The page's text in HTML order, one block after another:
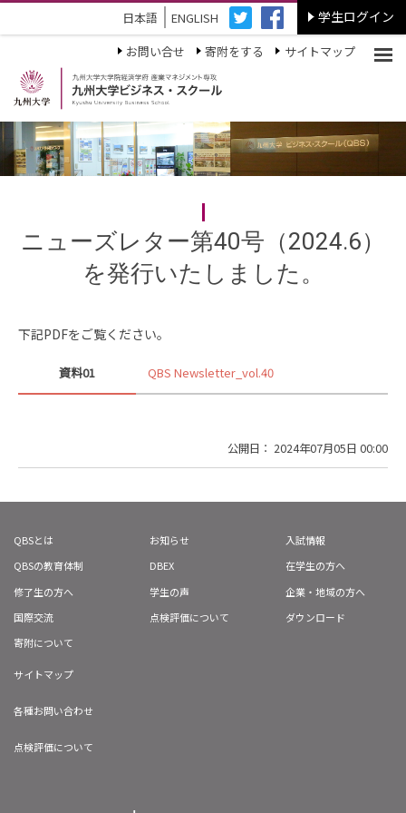
日本語 ENGLISH 学生ログイン
お問い合せ 寄附をする サイトマップ
ニューズレター第40号（2024.6）
を発行いたしました。
下記PDFをご覧ください。
資料01 QBS Newsletter_vol.40
公開日： 2024年07月05日 00:00
QBSとは お知らせ
入試情報
QBSの教育体制
DBEX
在学生の方へ
修了生の方へ
学生の声
企業・地域の方へ
国際交流
点検評価について
ダウンロード
寄附について
サイトマップ
各種お問い合わせ
点検評価について